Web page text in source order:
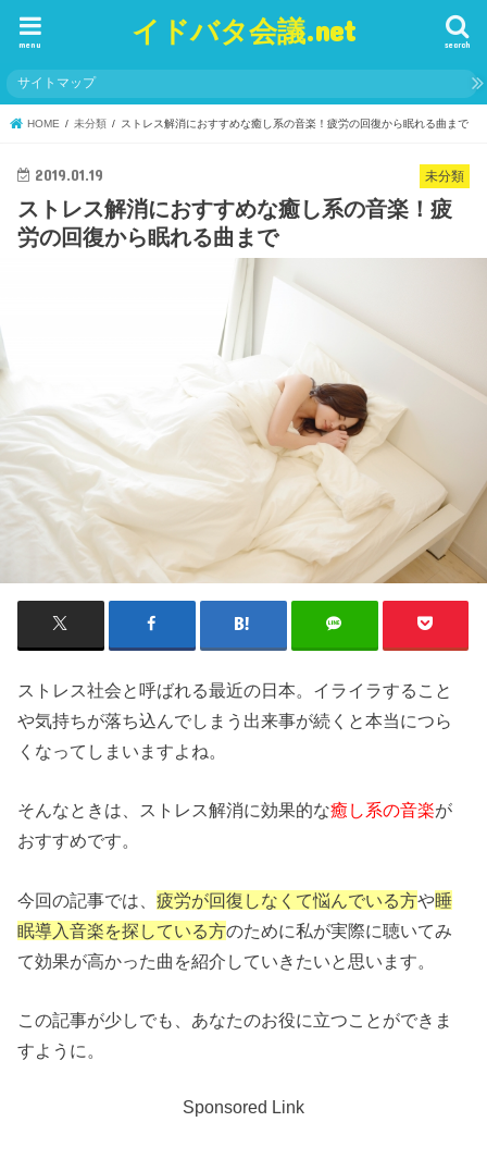
イドバタ会議.net search
menu
サイトマップ
HOME 未分類 ストレス解消におすすめな癒し系の音楽！疲労の回復から眠れる曲まで
未分類
2019.01.19
ストレス解消におすすめな癒し系の音楽！疲
労の回復から眠れる曲まで
ストレス社会と呼ばれる最近の日本。イライラすること
や気持ちが落ち込んでしまう出来事が続くと本当につら
くなってしまいますよね。
そんなときは、ストレス解消に効果的な癒し系の音楽が
おすすめです。
今回の記事では、疲労が回復しなくて悩んでいる方や睡
眠導入音楽を探している方のために私が実際に聴いてみ
て効果が高かった曲を紹介していきたいと思います。
この記事が少しでも、あなたのお役に立つことができま
すように。
Sponsored Link